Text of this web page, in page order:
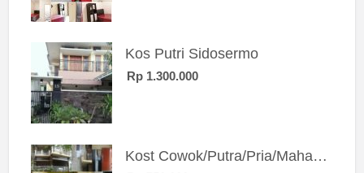
Kos Putri Sidosermo
Rp 1.300.000
Kost Cowok/Putra/Pria/Mahasiswa/Karyawan SIngle eksklusif bangunan baru